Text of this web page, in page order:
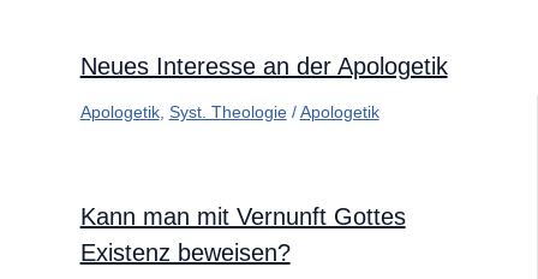
Neues Interesse an der Apologetik
Apologetik, Syst. Theologie/Apologetik
Kann man mit Vernunft Gottes
Existenz beweisen?